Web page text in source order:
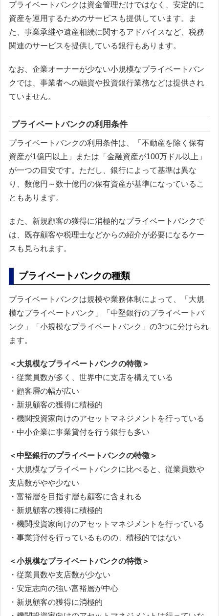
プライベートバンクは資金管理だけではなく、安定的に
資産を運用するためのサービスも提供しています。ま
た、事業承継や遺産相続に関するアドバイスなど、税務
関連のサービスを提供している銀行もあります。
なお、企業オーナーが少ない小規模なプライベートバン
クでは、事業者への融資や投資銀行業務などは提供され
ていません。
プライベートバンクの利用条件
プライベートバンクの利用条件は、「不動産を除く保有
資産が1億円以上」または「金融資産が100万ドル以上」
が一つの目安です。ただし、銀行によって基準は異な
り、数億円～数十億円の保有資産が基準になっているこ
ともあります。
また、新規顧客の獲得に消極的なプライベートバンクで
は、既存顧客や税理士などからの紹介が必要になるケー
スも見られます。
プライベートバンクの種類
プライベートバンクは規模や業務体制によって、「大規
模なプライベートバンク」「中堅銀行のプライベートバ
ンク」「小規模なプライベートバンク」の3つに分けられ
ます。
＜大規模なプライベートバンクの特徴＞
・従業員数が多く、世界中に支店を構えている
・顧客層の幅が広い
・新規顧客の獲得に積極的
・機関投資家向けのアセットマネジメントを行っている
・中小企業に事業貸付を行う銀行も多い
＜中堅銀行のプライベートバンクの特徴＞
・大規模なプライベートバンクに比べると、従業員数や
支店数がやや少ない
・富裕層を目指す層も顧客に含まれる
・新規顧客の獲得に積極的
・機関投資家向けのアセットマネジメントを行っている
・事業貸付を行っているものの、積極的ではない
＜小規模なプライベートバンクの特徴＞
・従業員数や支店数が少ない
・安定志向の強い富裕層が中心
・新規顧客の獲得に消極的